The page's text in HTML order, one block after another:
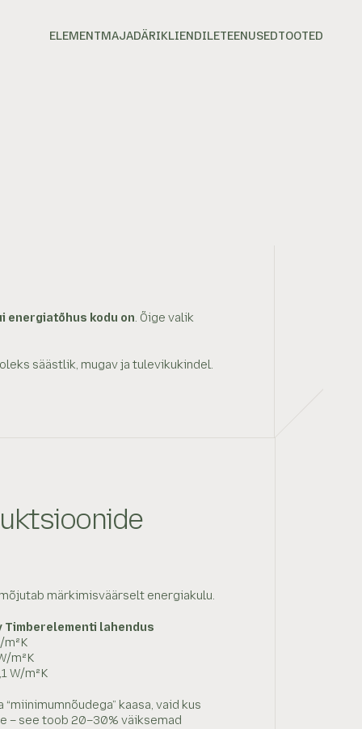
ELEMENTMAJADÄRIKLIENDILETEENUSEDTOOTED
energiatõhus kodu on. Õige valik
säästlik, mugav ja tulevikukindel.
märkimisväärselt energiakulu.
lahendus
m²K
m²K
W/m²K
kaasa, vaid kus
– see toob 20–30% väiksemad